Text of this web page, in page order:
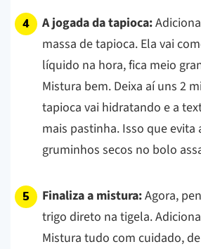
A jogada da tapioca:
massa de tapioca. Ela vai
líquido na hora, fica meio
Mistura bem. Deixa aí uns 2
tapioca vai hidratando e a
mais pastinha. Isso que evita
gruminhos secos no bolo
Finaliza a mistura:Agora,
trigo direto na tigela.
Mistura tudo com cuidado,